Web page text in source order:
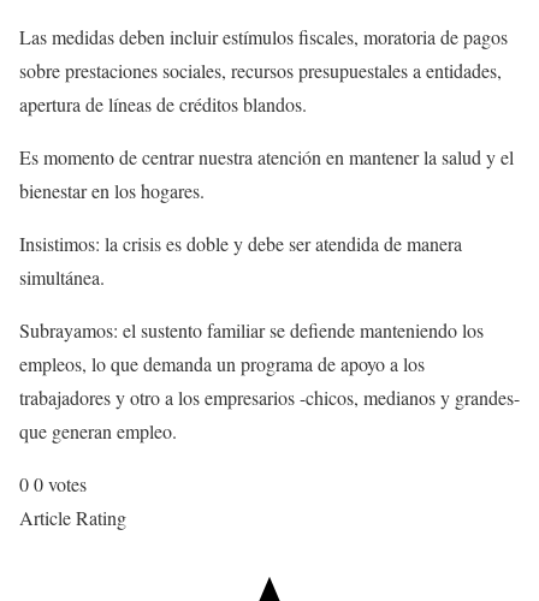
Las medidas deben incluir estímulos fiscales, moratoria de pagos
sobre prestaciones sociales, recursos presupuestales a entidades,
apertura de líneas de créditos blandos.
Es momento de centrar nuestra atención en mantener la salud y el
bienestar en los hogares.
Insistimos: la crisis es doble y debe ser atendida de manera
simultánea.
Subrayamos: el sustento familiar se defiende manteniendo los
empleos, lo que demanda un programa de apoyo a los
trabajadores y otro a los empresarios -chicos, medianos y grandes-
que generan empleo.
00votes
Article Rating